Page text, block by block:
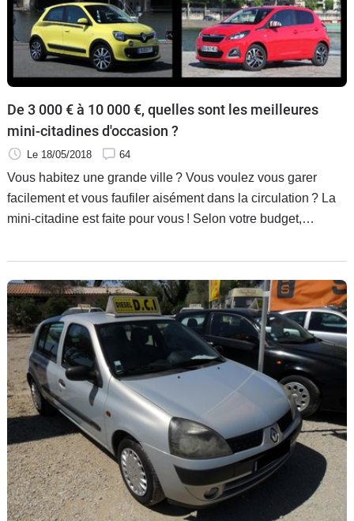
De 3 000 € à 10 000 €, quelles sont les meilleures
mini-citadines d'occasion ?
Le 18/05/2018 64
Vous habitez une grande ville ? Vous voulez vous garer
facilement et vous faufiler aisément dans la circulation ? La
mini-citadine est faite pour vous ! Selon votre budget,
de la seconde main.